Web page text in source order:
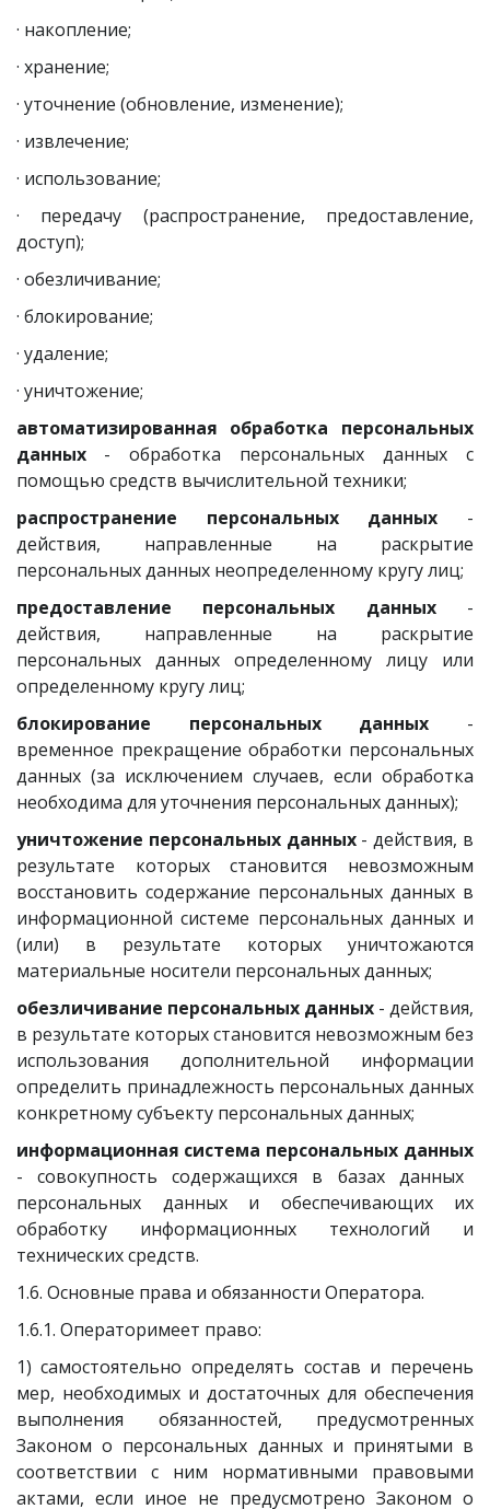
· накопление;
· хранение;
· уточнение (обновление, изменение);
· извлечение;
· использование;
· передачу (распространение, предоставление,
доступ);
· обезличивание;
· блокирование;
· удаление;
· уничтожение;
автоматизированная обработка персональных
данных- обработка персональных данных с
помощью средств вычислительной техники;
распространение персональных данных -
действия, направленные на раскрытие
персональных данных неопределенному кругу лиц;
предоставление персональных данных-
действия, направленные на раскрытие
персональных данных определенному лицу или
определенному кругу лиц;
блокирование персональных данных -
временное прекращение обработки персональных
данных (за исключением случаев, если обработка
необходима для уточнения персональных данных);
уничтожение персональных данных- действия, в
результате которых становится невозможным
восстановить содержание персональных данных в
информационной системе персональных данных и
(или) в результате которых уничтожаются
материальные носители персональных данных;
обезличивание персональных данных- действия,
в результате которых становится невозможным без
использования дополнительной информации
определить принадлежность персональных данных
конкретному субъекту персональных данных;
информационная система персональных данных
- совокупность содержащихся в базах данных
персональных данных и обеспечивающих их
обработку информационных технологий и
технических средств.
1.6. Основные права и обязанности Оператора.
1.6.1. Операторимеет право:
1) самостоятельно определять состав и перечень
мер, необходимых и достаточных для обеспечения
выполнения обязанностей, предусмотренных
Законом о персональных данных и принятыми в
соответствии с ним нормативными правовыми
актами, если иное не предусмотрено Законом о